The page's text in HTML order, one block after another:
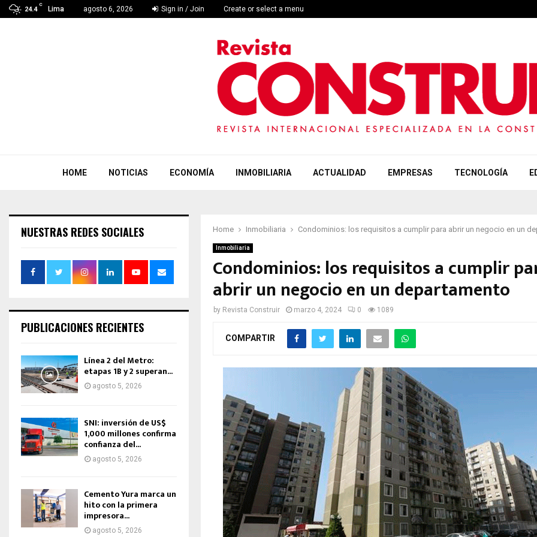
24.4
C
Lima agosto 6, 2026 Sign in / Join Create or select a menu
HOME NOTICIAS ECONOMÍA INMOBILIARIA ACTUALIDAD EMPRESAS TECNOLOGÍA
Home Inmobiliaria Condominios: los requisitos a cumplir para abrir un negocio en un
Inmobiliaria
Condominios: los requisitos a cumplir
abrir un negocio en un departamento
by Revista Construir marzo 4, 2024 0 1089
COMPARTIR
NUESTRAS REDES SOCIALES
PUBLICACIONES RECIENTES
Línea 2 del Metro:
etapas 1B y 2 superan...
agosto 5, 2026
SNI: inversión de US$
1,000 millones confirma
confianza del...
agosto 5, 2026
Cemento Yura marca un
hito con la primera
impresora...
agosto 5, 2026